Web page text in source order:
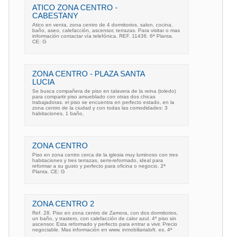
ATICO ZONA CENTRO -
CABESTANY
Atico en venta, zona centro de 4 dormitorios, salon, cocina,
baño, aseo, calefacción, ascensor, terrazas. Para visitar o mas
información contactar vía telefónica. REF. 11436. 6ª Planta.
CE: G
ZONA CENTRO - PLAZA SANTA
LUCIA
Se busca compañera de piso en talavera de la reina (toledo)
para compartir piso amueblado con otras dos chicas
trabajadoras. el piso se encuentra en perfecto estado, en la
zona centro de la ciudad y con todas las comodidades: 3
habitaciones, 1 baño,
ZONA CENTRO
Piso en zona centro cerca de la iglesia muy luminoso con tres
habitaciones y tres terrazas, semi-reformado, ideal para
reformar a su gusto y perfecto para oficina o negocio. 2ª
Planta. CE: G
ZONA CENTRO 2
Ref. 28. Piso en zona centro de Zamora, con dos dormitorios,
un baño, y trastero, con calefacción de calor azul. 4º piso sin
ascensor. Esta reformado y perfecto para entrar a vivir. Precio
negociable. Mas información en www. inmobiliarialoft. es. 4ª